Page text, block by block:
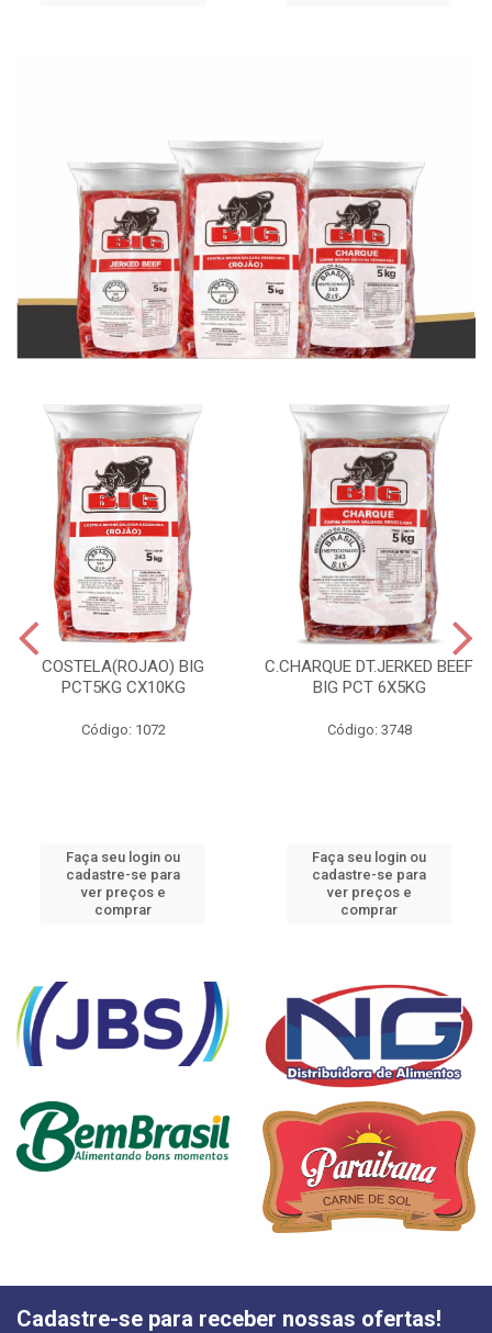
COSTELA(ROJAO) BIG
PCT5KG CX10KG
Código: 1072
Faça seu login ou
cadastre-se para
ver preços e
comprar
C.CHARQUE DT.JERKED BEEF
BIG PCT 6X5KG
Código: 3748
Faça seu login ou
cadastre-se para
ver preços e
comprar
Cadastre-se para receber nossas ofertas!